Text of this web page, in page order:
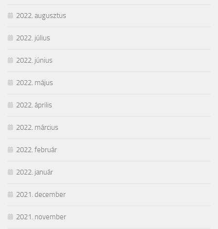
2022. augusztus
2022. július
2022. június
2022. május
2022. április
2022. március
2022. február
2022. január
2021. december
2021. november